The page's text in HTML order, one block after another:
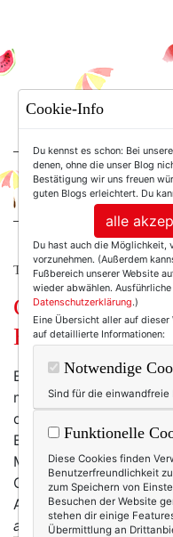
For
TEXTERELLA LIEBT
Gold und
Hauch
Eine liebe Freundin
meinen Top 3 in
da sind der Dom, Da
Einkaufspassage
Mailand aber alles
Gesamtkunstwerk
Architektur, Mode,
atmetEleganz,istpure
Cookie-Info
Du kennst es schon: Bei
denen, ohne die unser Blog
Bestätigung wir uns freuen
guten Blogs erleichtert. Du
alle
Du hast auch die Möglichkeit,
vorzunehmen. (Außerdem
Fußbereich unserer Website
wieder abwählen.
Datenschutzerklärung.)
Eine Übersicht aller auf
auf detaillierte Informationen:
Notwendige
Sind für die
Funktionelle
Diese Cookies finden
Benutzerfreundlichkeit
zum Speichern von
Besuchen der Website
stehen dir einige
Übermittlung an